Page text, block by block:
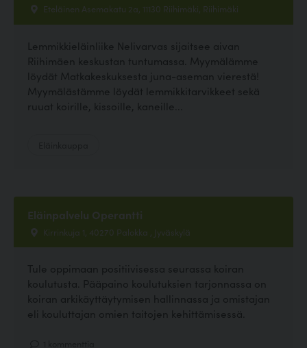
Eteläinen Asemakatu 2a, 11130 Riihimäki, Riihimäki
Lemmikkieläinliike Nelivarvas sijaitsee aivan
Riihimäen keskustan tuntumassa. Myymälämme
löydät Matkakeskuksesta juna-aseman vierestä!
Myymälästämme löydät lemmikkitarvikkeet sekä
ruuat koirille, kissoille, kaneille...
Eläinpalvelu Operantti
Kirrinkuja 1, 40270 Palokka , Jyväskylä
Tule oppimaan positiivisessa seurassa koiran
koulutusta. Pääpaino koulutuksien tarjonnassa on
koiran arkikäyttäytymisen hallinnassa ja omistajan
eli kouluttajan omien taitojen kehittämisessä.